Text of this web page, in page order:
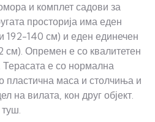
и комплет садови за
просторија има еден
192-140 см) и еден единечен
см). Опремен е со квалитетен
е со нормална
пластична маса и столчиња и
на вилата, кон друг објект.